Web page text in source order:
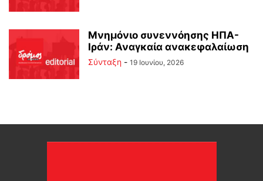
Μνημόνιο συνεννόησης ΗΠΑ-
Ιράν: Αναγκαία ανακεφαλαίωση
Σύνταξη - 19 Ιουνίου, 2026